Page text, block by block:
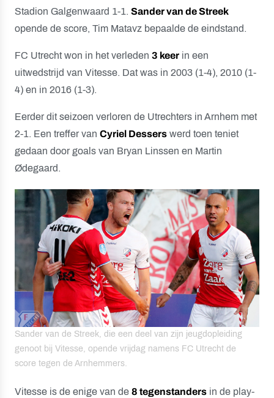
Stadion Galgenwaard 1-1. Sander van de Streek
opende de score, Tim Matavz bepaalde de eindstand.
FC Utrecht won in het verleden 3 keer in een
uitwedstrijd van Vitesse. Dat was in 2003 (1-4), 2010 (1-
4) en in 2016 (1-3).
Eerder dit seizoen verloren de Utrechters in Arnhem met
2-1. Een treffer van Cyriel Dessers werd toen teniet
gedaan door goals van Bryan Linssen en Martin
Ødegaard.
Sander van de Streek, die een deel van zijn jeugdopleiding
genoot bij Vitesse, opende vrijdag namens FC Utrecht de
score tegen de Arnhemmers.
Vitesse is de enige van de 8 tegenstanders in de play-